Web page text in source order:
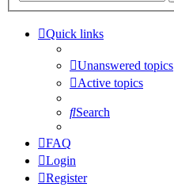
Quick links
Unanswered topics
Active topics
Search
FAQ
Login
Register